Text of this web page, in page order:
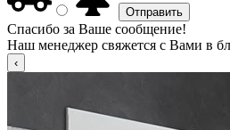
Спасибо за Ваше сообщение!
Наш менеджер свяжется с Вами в